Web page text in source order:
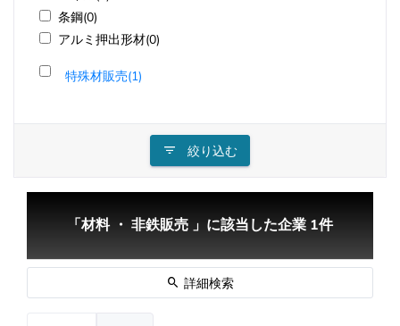
条鋼(0)
アルミ押出形材(0)
特殊材販売(1)
絞り込む
「材料 ・ 非鉄販売 」に該当した企業 1件
詳細検索